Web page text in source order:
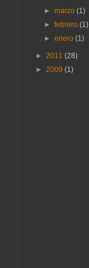
►marzo(1)
►febrero(1)
►enero(1)
► 2011 (28)
► 2009 (1)